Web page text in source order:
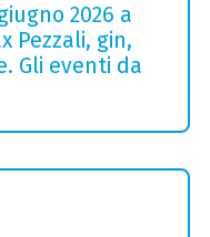
2026 a
Pezzali, gin,
Gli eventi da